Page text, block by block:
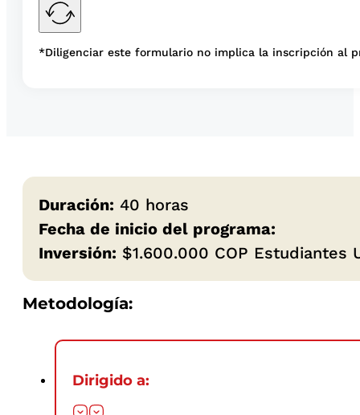
*Diligenciar este formulario no implica la inscripción al
Duración: 40 horas
Fecha de inicio del programa:
Inversión: $1.600.000 COP Estudiantes
Metodología:
Dirigido a: